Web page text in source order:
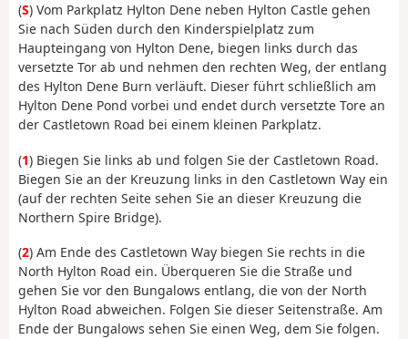
(S) Vom Parkplatz Hylton Dene neben Hylton Castle gehen
Sie nach Süden durch den Kinderspielplatz zum
Haupteingang von Hylton Dene, biegen links durch das
versetzte Tor ab und nehmen den rechten Weg, der entlang
des Hylton Dene Burn verläuft. Dieser führt schließlich am
Hylton Dene Pond vorbei und endet durch versetzte Tore an
der Castletown Road bei einem kleinen Parkplatz.
(1) Biegen Sie links ab und folgen Sie der Castletown Road.
Biegen Sie an der Kreuzung links in den Castletown Way ein
(auf der rechten Seite sehen Sie an dieser Kreuzung die
Northern Spire Bridge).
(2) Am Ende des Castletown Way biegen Sie rechts in die
North Hylton Road ein. Überqueren Sie die Straße und
gehen Sie vor den Bungalows entlang, die von der North
Hylton Road abweichen. Folgen Sie dieser Seitenstraße. Am
Ende der Bungalows sehen Sie einen Weg, dem Sie folgen.